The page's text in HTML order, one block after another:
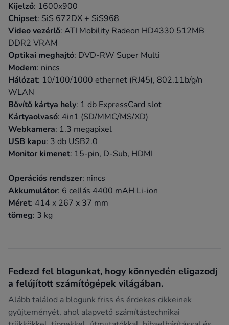
Kijelző: 1600x900
Chipset: SiS 672DX + SiS968
Video vezérlő: ATI Mobility Radeon HD4330 512MB
DDR2 VRAM
Optikai meghajtó: DVD-RW Super Multi
Modem: nincs
Hálózat: 10/100/1000 ethernet (RJ45), 802.11b/g/n
WLAN
Bővítő kártya hely: 1 db ExpressCard slot
Kártyaolvasó: 4in1 (SD/MMC/MS/XD)
Webkamera: 1.3 megapixel
USB kapu: 3 db USB2.0
Monitor kimenet: 15-pin, D-Sub, HDMI
Operációs rendszer: nincs
Akkumulátor: 6 cellás 4400 mAH Li-ion
Méret: 414 x 267 x 37 mm
tömeg: 3 kg
Fedezd fel blogunkat, hogy könnyedén eligazodj
a felújított számítógépek világában.
Alább találod a blogunk friss és érdekes cikkeinek
gyűjteményét, ahol alapvető számítástechnikai